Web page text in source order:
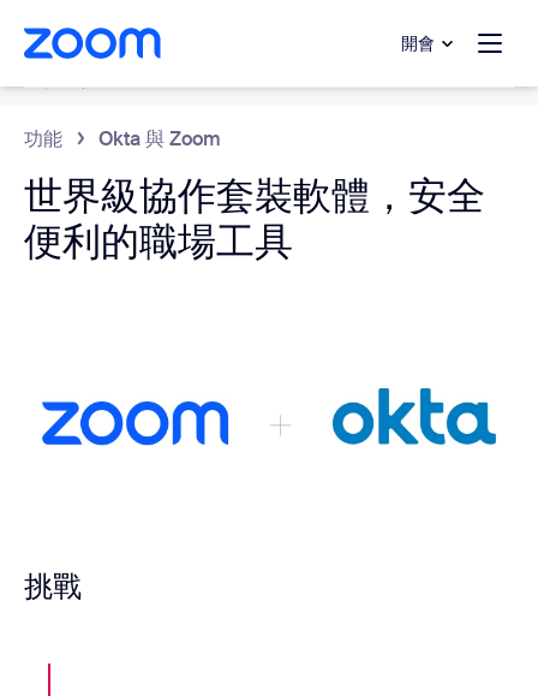
至主要內容
至協助聊天 開會
功能 Okta 與 Zoom
世界級協作套裝軟體，安全
便利的職場工具
挑戰